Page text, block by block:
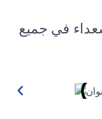
في جميع